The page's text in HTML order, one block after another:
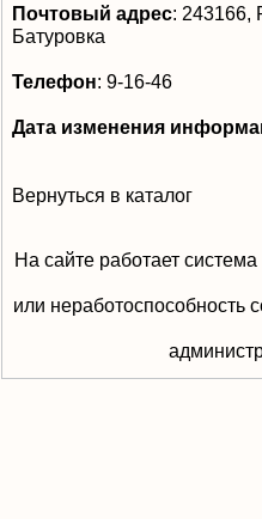
Почтовый адрес: 243166,
Батуровка
Телефон: 9-16-46
Дата изменения
Вернуться в каталог
На сайте работает
или неработоспособность